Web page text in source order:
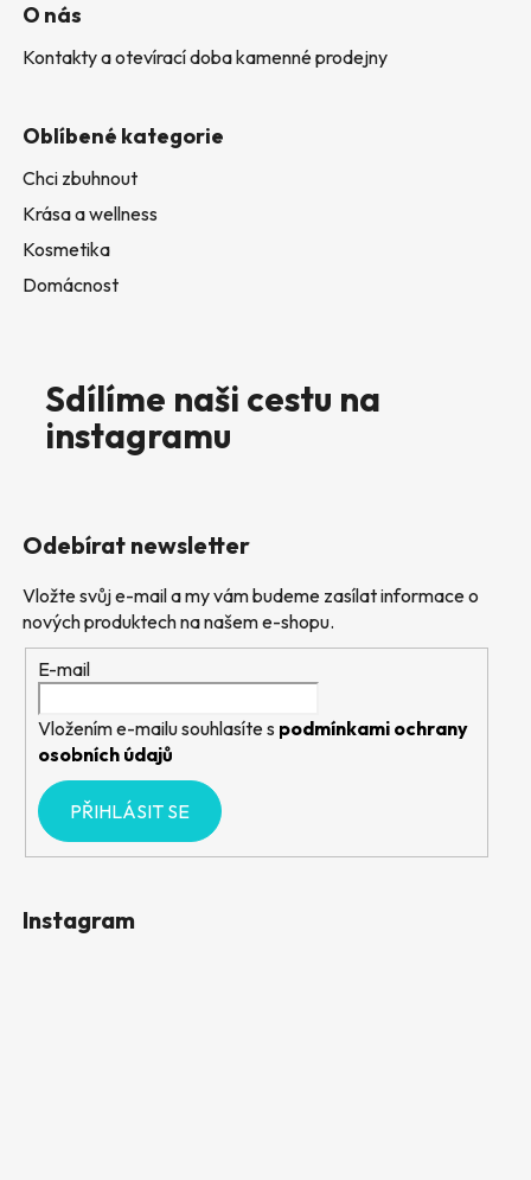
O nás
Kontakty a otevírací doba kamenné prodejny
Oblíbené kategorie
Chci zbuhnout
Krása a wellness
Kosmetika
Domácnost
Sdílíme naši cestu na
instagramu
Odebírat newsletter
Vložte svůj e-mail a my vám budeme zasílat informace o
nových produktech na našem e-shopu.
E-mail
Vložením e-mailu souhlasíte s podmínkami ochrany
osobních údajů
PŘIHLÁSIT SE
Instagram